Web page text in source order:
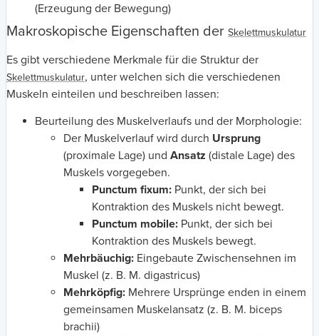
(Erzeugung der Bewegung)
Makroskopische Eigenschaften der Skelettmuskulatur
Es gibt verschiedene Merkmale für die Struktur der
Skelettmuskulatur, unter welchen sich die verschiedenen
Muskeln einteilen und beschreiben lassen:
Beurteilung des Muskelverlaufs und der Morphologie:
Der Muskelverlauf wird durch Ursprung
(proximale Lage) und Ansatz (distale Lage) des
Muskels vorgegeben.
Punctum fixum: Punkt, der sich bei
Kontraktion des Muskels nicht bewegt.
Punctum mobile: Punkt, der sich bei
Kontraktion des Muskels bewegt.
Mehrbäuchig: Eingebaute Zwischensehnen im
Muskel (z. B. M. digastricus)
Mehrköpfig: Mehrere Ursprünge enden in einem
gemeinsamen Muskelansatz (z. B. M. biceps
brachii)